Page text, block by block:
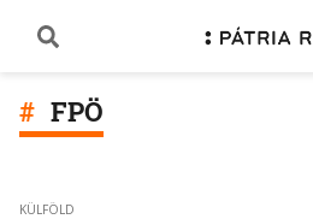
FPÖ
KÜLFÖLD